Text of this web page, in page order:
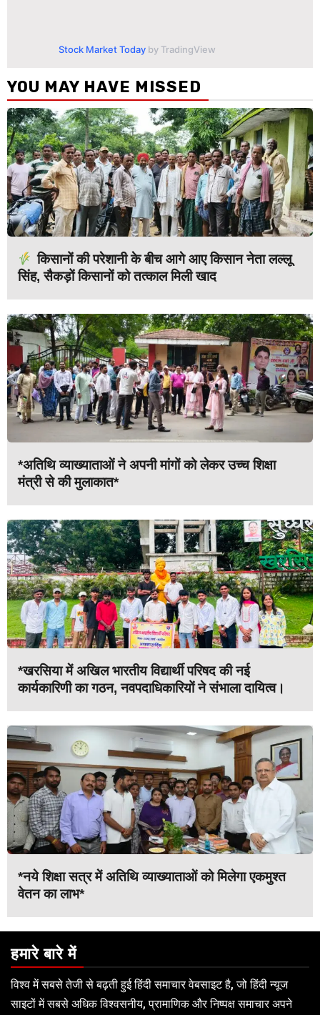
Stock Market Today by TradingView
YOU MAY HAVE MISSED
किसानों की परेशानी के बीच आगे आए किसान नेता लल्लू
सिंह, सैकड़ों किसानों को तत्काल मिली खाद
*अतिथि व्याख्याताओं ने अपनी मांगों को लेकर उच्च शिक्षा
मंत्री से की मुलाकात*
*खरसिया में अखिल भारतीय विद्यार्थी परिषद की नई
कार्यकारिणी का गठन, नवपदाधिकारियों ने संभाला दायित्व।
*नये शिक्षा सत्र में अतिथि व्याख्याताओं को मिलेगा एकमुश्त
वेतन का लाभ*
हमारे बारे में
विश्व में सबसे तेजी से बढ़ती हुई हिंदी समाचार वेबसाइट है, जो हिंदी न्यूज
साइटों में सबसे अधिक विश्वसनीय, प्रामाणिक और निष्पक्ष समाचार अपने